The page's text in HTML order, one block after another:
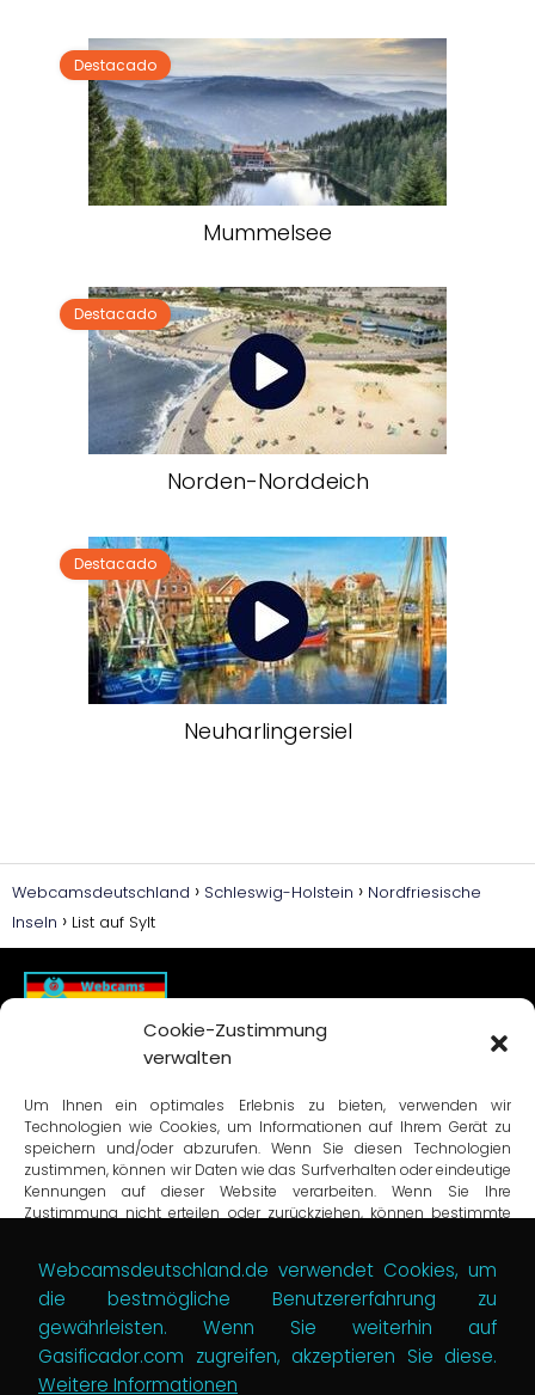
Cookie-Zustimmung
verwalten
Um Ihnen ein optimales Erlebnis zu bieten, verwenden wir
Technologien wie Cookies, um Informationen auf Ihrem Gerät zu
speichern und/oder abzurufen. Wenn Sie diesen Technologien
zustimmen, können wir Daten wie das Surfverhalten oder eindeutige
Kennungen auf dieser Website verarbeiten. Wenn Sie Ihre
Zustimmung nicht erteilen oder zurückziehen, können bestimmte
Akzeptieren
Verweigern
Destacado
Mummelsee
Destacado
Norden-Norddeich
Destacado
Neuharlingersiel
Webcamsdeutschland Schleswig-Holstein
Nordfriesische
Inseln
List auf Sylt
Datenschutzbestimmungen
Bedingungen und Konditionen
Cookie-Richtlinie (EU)
Sitemap 1
Sitemap 2
Webcamsdeutschland.de verwendet Cookies, um
die bestmögliche Benutzererfahrung zu
gewährleisten. Wenn Sie weiterhin auf
Gasificador.com zugreifen, akzeptieren Sie diese.
Weitere Informationen